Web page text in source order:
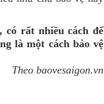
có rất nhiều cách để
là một cách bảo vệ
Theo baovesaigon.vn